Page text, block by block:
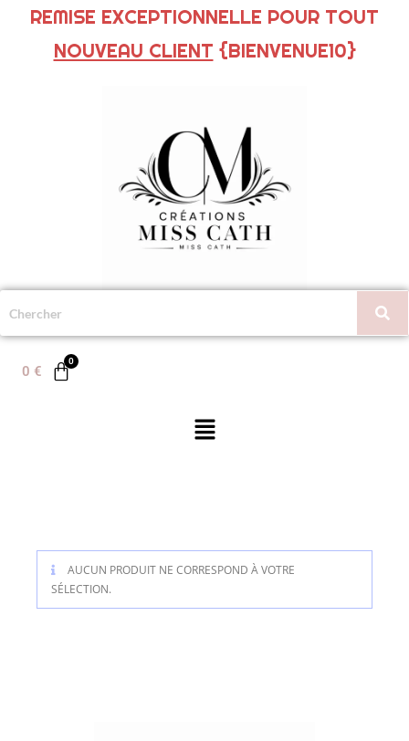
REMISE EXCEPTIONNELLE POUR TOUT
NOUVEAU CLIENT {BIENVENUE10}
0 €
AUCUN PRODUIT NE CORRESPOND À VOTRE
SÉLECTION.